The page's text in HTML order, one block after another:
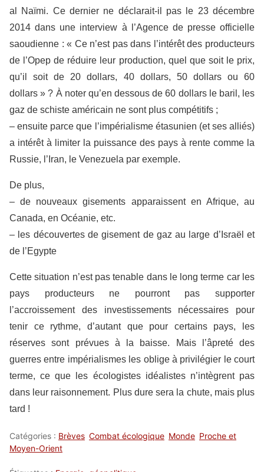
al Naïmi. Ce dernier ne déclarait-il pas le 23 décembre
2014 dans une interview à l’Agence de presse officielle
saoudienne : « Ce n’est pas dans l’intérêt des producteurs
de l’Opep de réduire leur production, quel que soit le prix,
qu’il soit de 20 dollars, 40 dollars, 50 dollars ou 60
dollars » ? À noter qu’en dessous de 60 dollars le baril, les
gaz de schiste américain ne sont plus compétitifs ;
– ensuite parce que l’impérialisme étasunien (et ses alliés)
a intérêt à limiter la puissance des pays à rente comme la
Russie, l’Iran, le Venezuela par exemple.
De plus,
– de nouveaux gisements apparaissent en Afrique, au
Canada, en Océanie, etc.
– les découvertes de gisement de gaz au large d’Israël et
de l’Egypte
Cette situation n’est pas tenable dans le long terme car les
pays producteurs ne pourront pas supporter
l’accroissement des investissements nécessaires pour
tenir ce rythme, d’autant que pour certains pays, les
réserves sont prévues à la baisse. Mais l’âpreté des
guerres entre impérialismes les oblige à privilégier le court
terme, ce que les écologistes idéalistes n’intègrent pas
dans leur raisonnement. Plus dure sera la chute, mais plus
tard !
Catégories : Brèves Combat écologique Monde Proche et
Moyen-Orient